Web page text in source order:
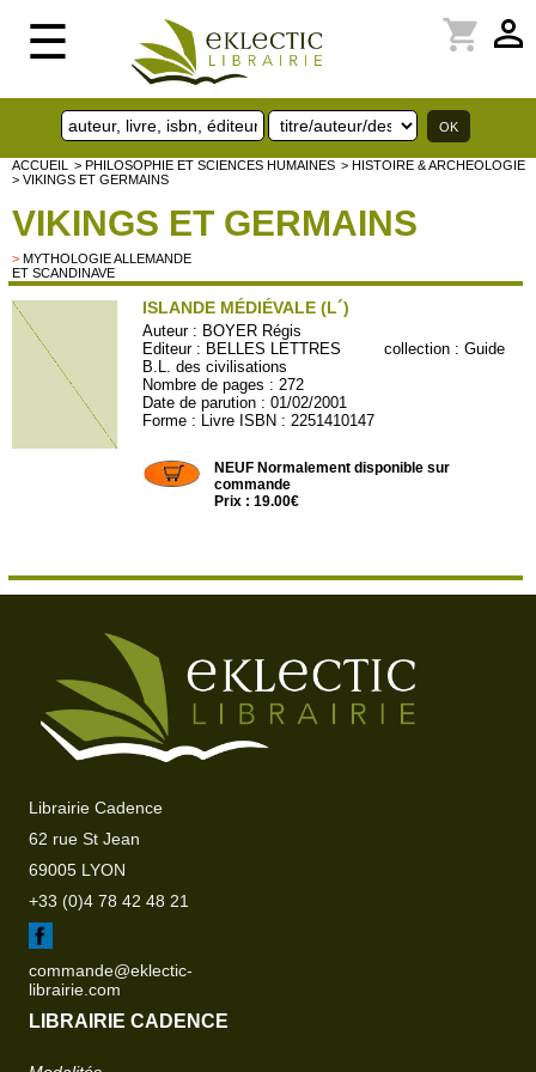
☰ perm_identity
shopping_cart
ACCUEIL > PHILOSOPHIE ET SCIENCES HUMAINES > HISTOIRE & ARCHEOLOGIE
> VIKINGS ET GERMAINS
VIKINGS ET GERMAINS
> MYTHOLOGIE ALLEMANDE
ET SCANDINAVE
ISLANDE MÉDIÉVALE (L´)
Auteur : BOYER Régis
Editeur : BELLES LETTRES collection :Guide
B.L. des civilisations
Nombre de pages : 272
Date de parution : 01/02/2001
Forme : Livre ISBN : 2251410147
NEUF Normalement disponible sur
commande
Prix : 19.00€
Librairie Cadence
62 rue St Jean
69005 LYON
+33 (0)4 78 42 48 21
commande@eklectic-
librairie.com
LIBRAIRIE CADENCE